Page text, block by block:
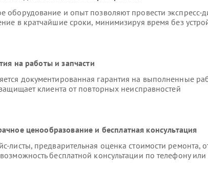
оборудование и опыт позволяют провести экспресс-
в кратчайшие сроки, минимизируя время без
на работы и запчасти
документированная гарантия на выполненные
клиента от повторных неисправностей
ценообразование и бесплатная консультация
листы, предварительная оценка стоимости ремонта,
бесплатной консультации по телефону